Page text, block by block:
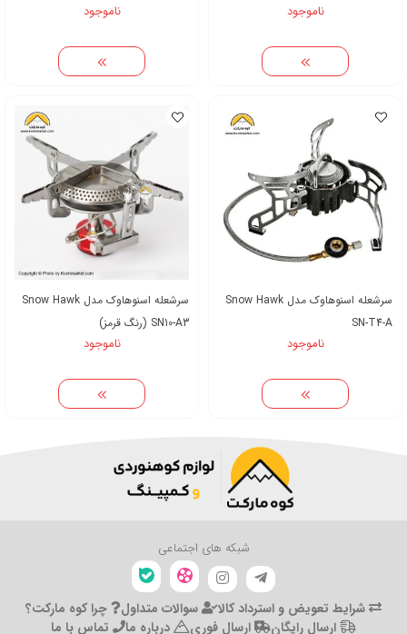
ناموجود ناموجود
سرشعله اسنوهاوک مدل Snow Hawk
SN-T4-A
ناموجود
سرشعله اسنوهاوک مدل Snow Hawk
SN10-A3 (رنگ قرمز)
ناموجود
شبکه های اجتماعی
شرایط تعویض و استرداد کالا سوالات متداول
چرا کوه مارکت؟
ارسال رایگان
ارسال فوری درباره ما تماس با ما